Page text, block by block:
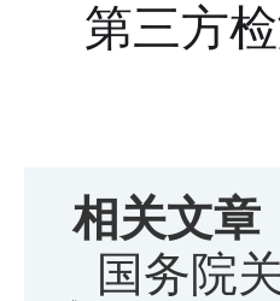
第三方检
相关文章
国务院